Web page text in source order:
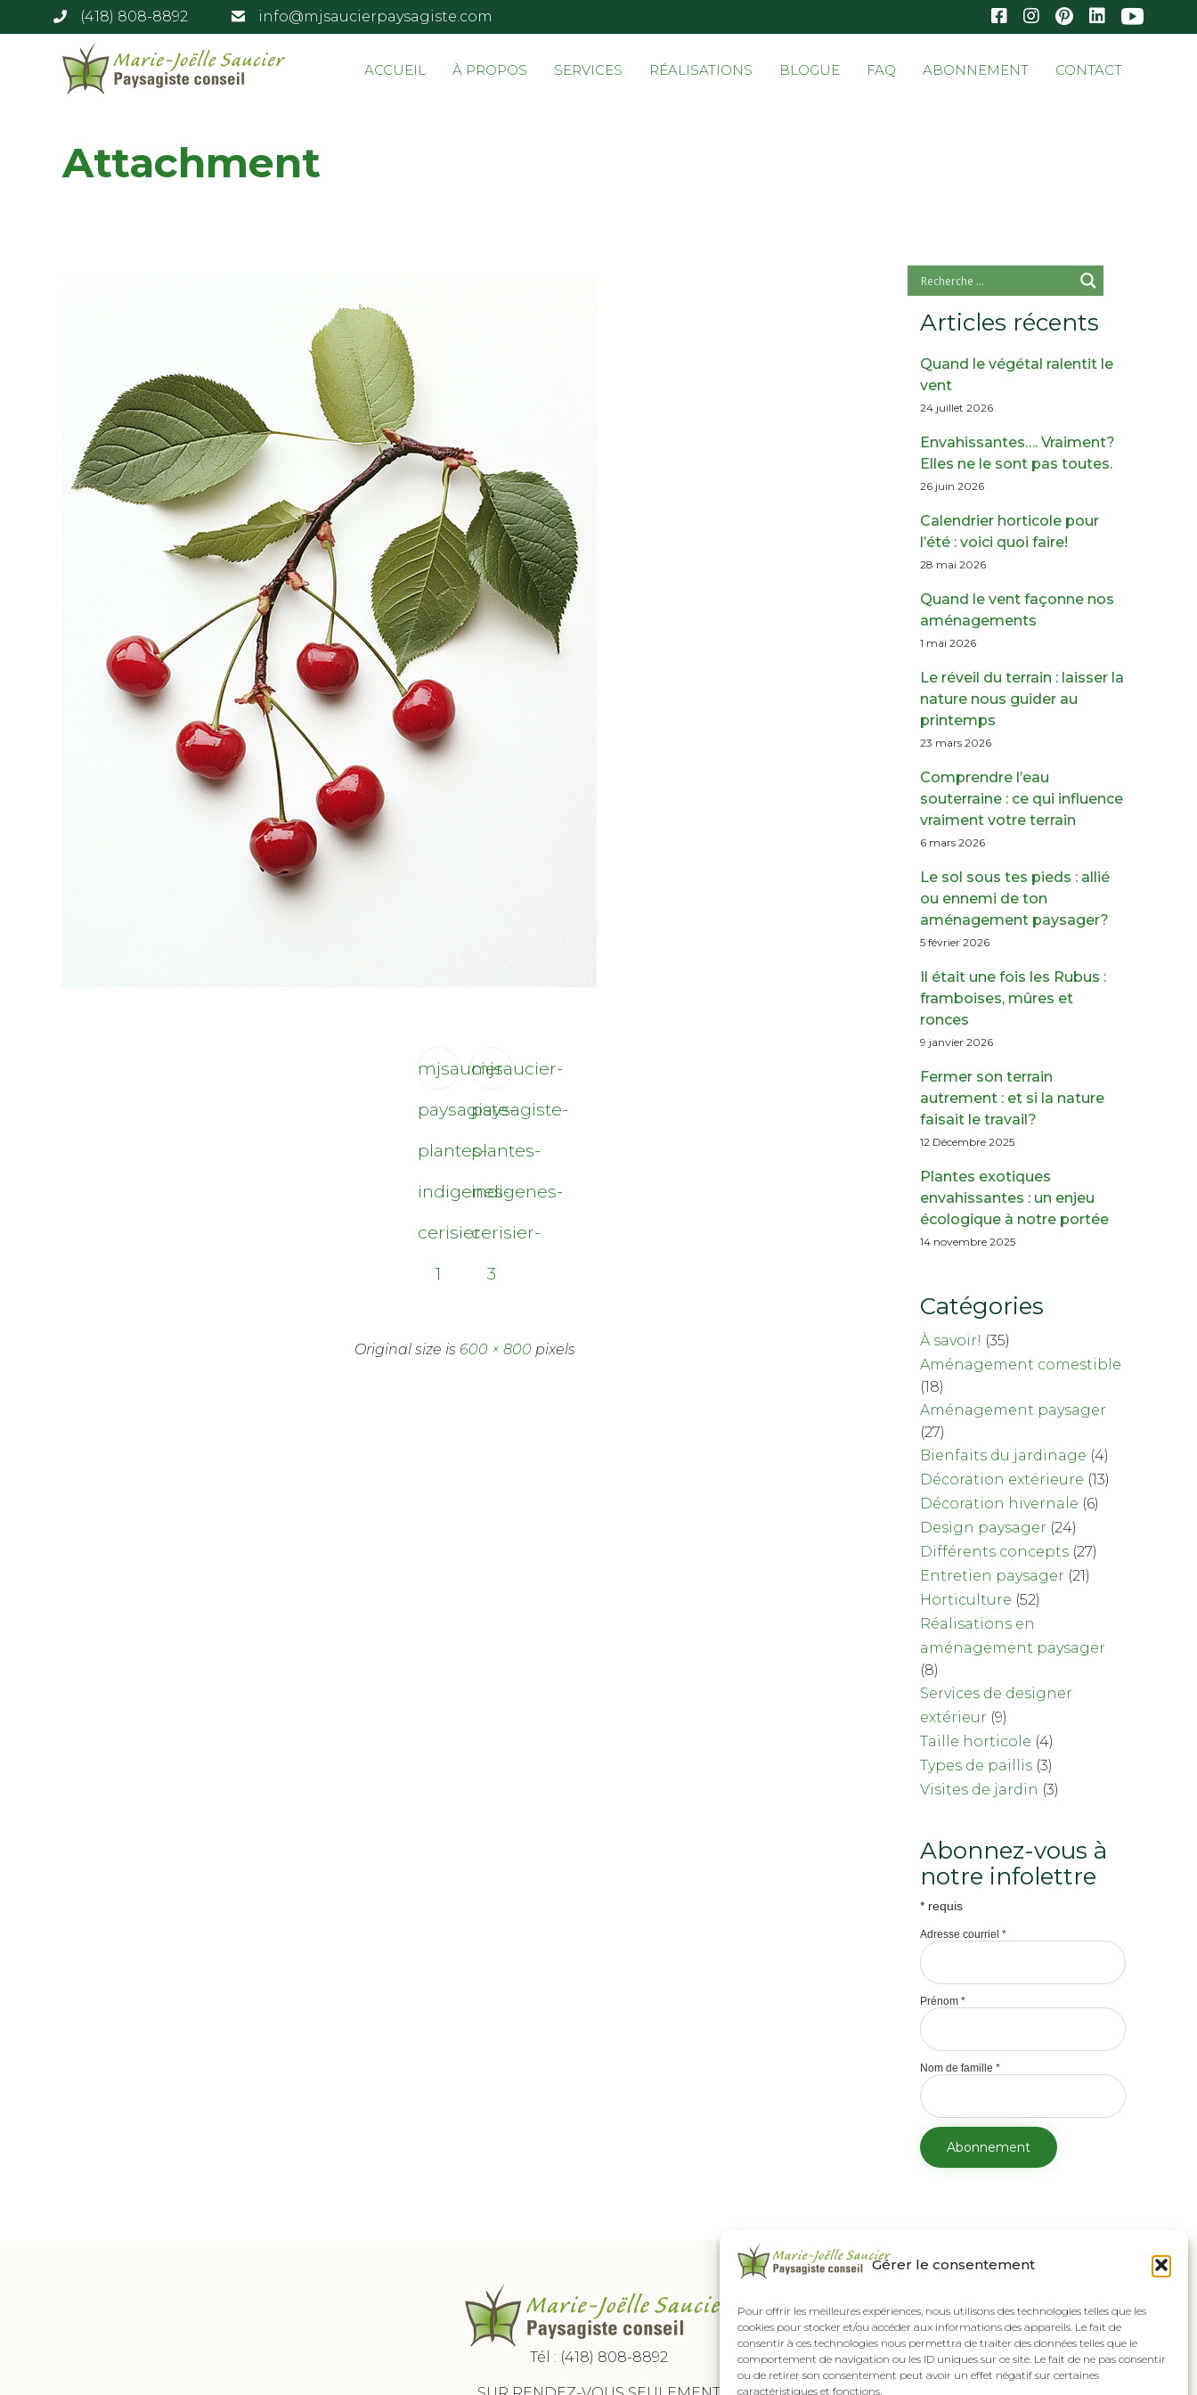
Gérer le consentement
Pour offrir les meilleures expériences, nous utilisons des technologies telles que les
cookies pour stocker et/ou accéder aux informations des appareils. Le fait de
consentir à ces technologies nous permettra de traiter des données telles que le
comportement de navigation ou les ID uniques sur ce site. Le fait de ne pas consentir
ou de retirer son consentement peut avoir un effet négatif sur certaines
caractéristiques et fonctions.
(418) 808-8892 info@mjsaucierpaysagiste.com
ACCUEIL À PROPOS SERVICES RÉALISATIONS BLOGUE FAQ ABONNEMENT CONTACT
Attachment
mjsaucier-
paysagiste-
plantes-
indigenes-
cerisier-
1
mjsaucier-
paysagiste-
plantes-
indigenes-
cerisier-
3
Original size is 600 × 800 pixels
Articles récents
Quand le végétal ralentit le
vent
24 juillet 2026
Envahissantes…. Vraiment?
Elles ne le sont pas toutes.
26 juin 2026
Calendrier horticole pour
l’été : voici quoi faire!
28 mai 2026
Quand le vent façonne nos
aménagements
1 mai 2026
Le réveil du terrain : laisser la
nature nous guider au
printemps
23 mars 2026
Comprendre l’eau
souterraine : ce qui influence
vraiment votre terrain
6 mars 2026
Le sol sous tes pieds : allié
ou ennemi de ton
aménagement paysager?
5 février 2026
Il était une fois les Rubus :
framboises, mûres et
ronces
9 janvier 2026
Fermer son terrain
autrement : et si la nature
faisait le travail?
12 Décembre 2025
Plantes exotiques
envahissantes : un enjeu
écologique à notre portée
14 novembre 2025
Catégories
À savoir! (35)
Aménagement comestible
(18)
Aménagement paysager
(27)
Bienfaits du jardinage (4)
Décoration extérieure (13)
Décoration hivernale (6)
Design paysager (24)
Différents concepts (27)
Entretien paysager (21)
Horticulture (52)
Réalisations en
aménagement paysager
(8)
Services de designer
extérieur (9)
Taille horticole (4)
Types de paillis (3)
Visites de jardin (3)
Abonnez-vous à
notre infolettre
* requis
Adresse courriel*
Prénom*
Nom de famille*
Tél : (418) 808-8892